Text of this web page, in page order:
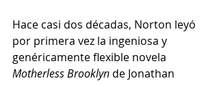
Hace casi dos décadas, Norton leyó
por primera vez la ingeniosa y
genéricamente flexible novela
Motherless Brooklyn de Jonathan